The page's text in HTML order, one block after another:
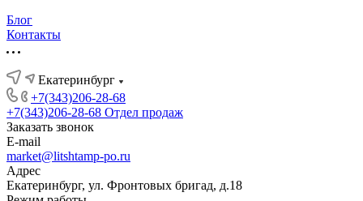
Блог
Контакты
Екатеринбург
+7(343)206-28-68
+7(343)206-28-68 Отдел продаж
Заказать звонок
E-mail
market@litshtamp-po.ru
Адрес
Екатеринбург, ул. Фронтовых бригад, д.18